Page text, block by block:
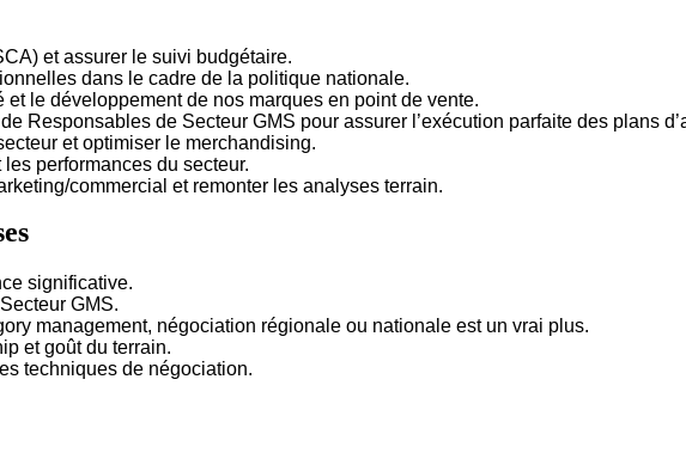
et assurer le suivi budgétaire.
dans le cadre de la politique nationale.
le développement de nos marques en point de vente.
Responsables de Secteur GMS pour assurer l’exécution parfaite des plans
et optimiser le merchandising.
performances du secteur.
commercial et remonter les analyses terrain.
significative.
GMS.
management, négociation régionale ou nationale est un vrai plus.
et goût du terrain.
techniques de négociation.